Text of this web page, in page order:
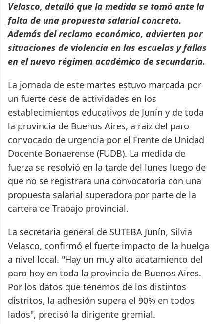
Velasco, detalló que la medida se tomó ante la
falta de una propuesta salarial concreta.
Además del reclamo económico, advierten por
situaciones de violencia en las escuelas y fallas
en el nuevo régimen académico de secundaria.
La jornada de este martes estuvo marcada por
un fuerte cese de actividades en los
establecimientos educativos de Junín y de toda
la provincia de Buenos Aires, a raíz del paro
convocado de urgencia por el Frente de Unidad
Docente Bonaerense (FUDB). La medida de
fuerza se resolvió en la tarde del lunes luego de
que no se registrara una convocatoria con una
propuesta salarial superadora por parte de la
cartera de Trabajo provincial.
La secretaria general de SUTEBA Junín, Silvia
Velasco, confirmó el fuerte impacto de la huelga
a nivel local. "Hay un muy alto acatamiento del
paro hoy en toda la provincia de Buenos Aires.
Por los datos que tenemos de los distintos
distritos, la adhesión supera el 90% en todos
lados", precisó la dirigente gremial.